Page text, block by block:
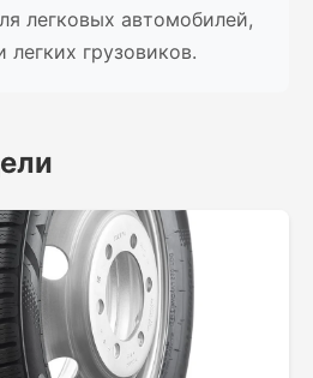
легковых автомобилей,
грузовиков.